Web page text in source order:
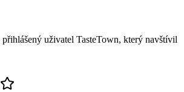
uživatel TasteTown, který navštívil